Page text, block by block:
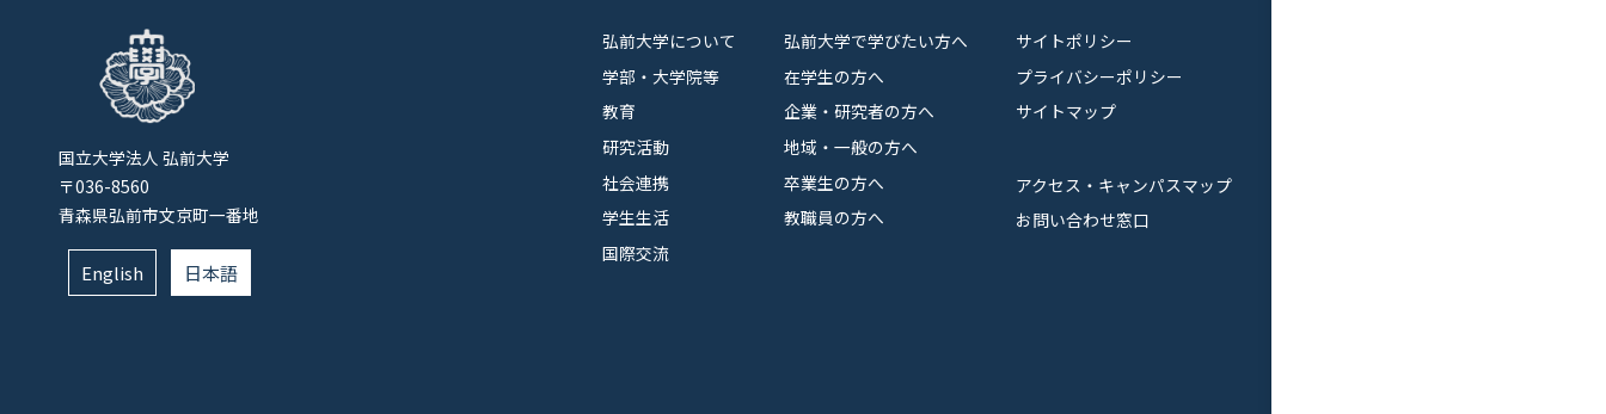
国立大学法人 弘前大学
〒036-8560
青森県弘前市文京町一番地
English 日本語
弘前大学について
学部・大学院等
教育
研究活動
社会連携
学生生活
国際交流
弘前大学で学びたい方へ
在学生の方へ
企業・研究者の方へ
地域・一般の方へ
卒業生の方へ
教職員の方へ
サイトポリシー
プライバシーポリシー
サイトマップ
アクセス・キャンパスマップ
お問い合わせ窓口